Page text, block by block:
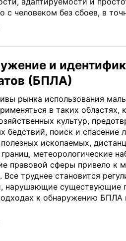
с человеком без сбоев, в
и
(БПЛА)
рынка использования
в таких областях,
культур,
бедствий, поиск и
полезных ископаемых,
метеорологические
правовой сферы привело к
Все труднее становится
нарушающие существующие
к обнаружению